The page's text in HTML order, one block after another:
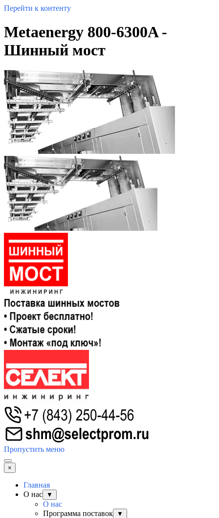
Перейти к контенту
Metaenergy 800-6300A -
Шинный мост
Пропустить меню
×
Главная
О нас
▼
О нас
Программа поставок
▼